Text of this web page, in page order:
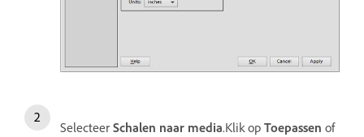
Selecteer Schalen naar media.Klik op Toepassen of